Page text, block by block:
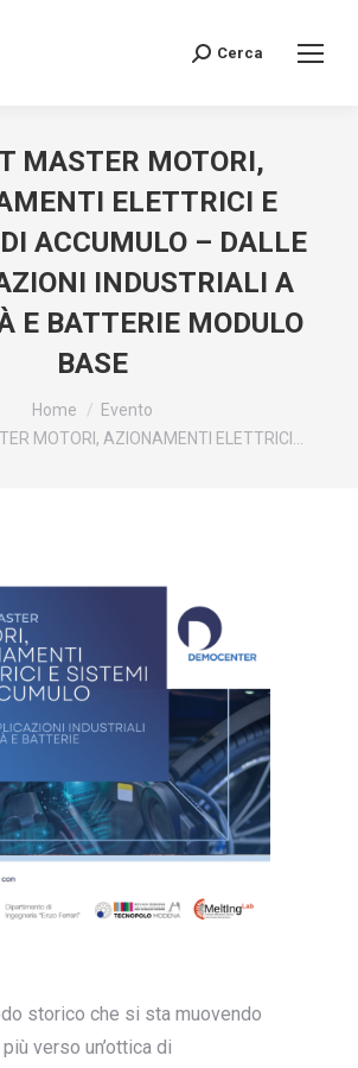
Search:
Cerca
MASTER MOTORI,
ELETTRICI E
ACCUMULO – DALLE
INDUSTRIALI A
E BATTERIE MODULO
BASE
Home
Evento
MOTORI, AZIONAMENTI ELETTRICI…
storico che si sta muovendo
verso un’ottica di